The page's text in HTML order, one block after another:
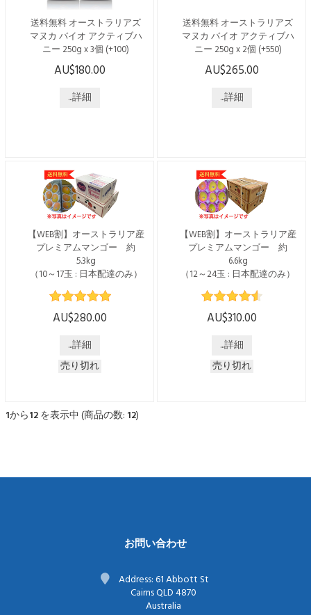
送料無料 オーストラリアズ
マヌカ バイオ アクティブハ
ニー 250g x 3個 (+100)
こちらの商品は日本国内発送
います。 ----------------------------
ザンリバーズ地域の沿岸林で
採取されたマヌカハニー。
1996年に家族経営でスタート
した「オーストラリアズ・マ
ヌカ」は、現在も外部検査機
関による確認を受けたマヌカ
ハニーを提供しています。
低温でゆっくり...
AU$180.00
...詳細
送料無料 オーストラリアズ
マヌカ バイオ アクティブハ
ニー 250g x 2個 (+550)
こちらの商品は日本国内発送
います。 ----------------------------
ザンリバーズ地域の沿岸林で
採取されたマヌカハニー。
1996年に家族経営でスタート
した「オーストラリアズ・マ
ヌカ」は、現在も外部検査機
関による確認を受けたマヌカ
ハニーを提供しています。
低温でゆっくり...
AU$265.00
...詳細
【WEB割】オーストラリア産
プレミアムマンゴー 約
5.3kg
（10～17玉 : 日本配達のみ）
※2025年度の受付は12月10日
(水)までで終了となっており
ます※ WEBからのお申込み
→ $280 でご購入いただけま
す！ [配送時期] 2025年12月中
旬ごろより $285 → $280 * 送
は必須項目です ※ 沖縄への
※年末年始は配送がございま
AU$280.00
...詳細
売り切れ
【WEB割】オーストラリア産
プレミアムマンゴー 約
6.6kg
（12～24玉 : 日本配達のみ）
※2025年度の受付は12月10日
(水)までで終了となっており
ます※ WEBからのお申込み
$310 でご購入いただけま
す！ [配送時期] 2025年12月中
旬ごろより $315 → $310 * 送
※年末年始は配送がございま
AU$310.00
...詳細
売り切れ
1から12を表示中 (商品の数: 12)
お問い合わせ
Address: 61 Abbott St
Cairns QLD 4870
Australia